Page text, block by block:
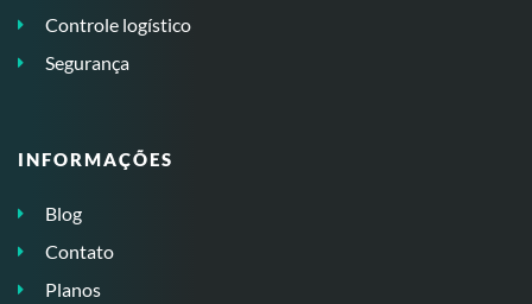
Controle logístico
Segurança
INFORMAÇÕES
Blog
Contato
Planos